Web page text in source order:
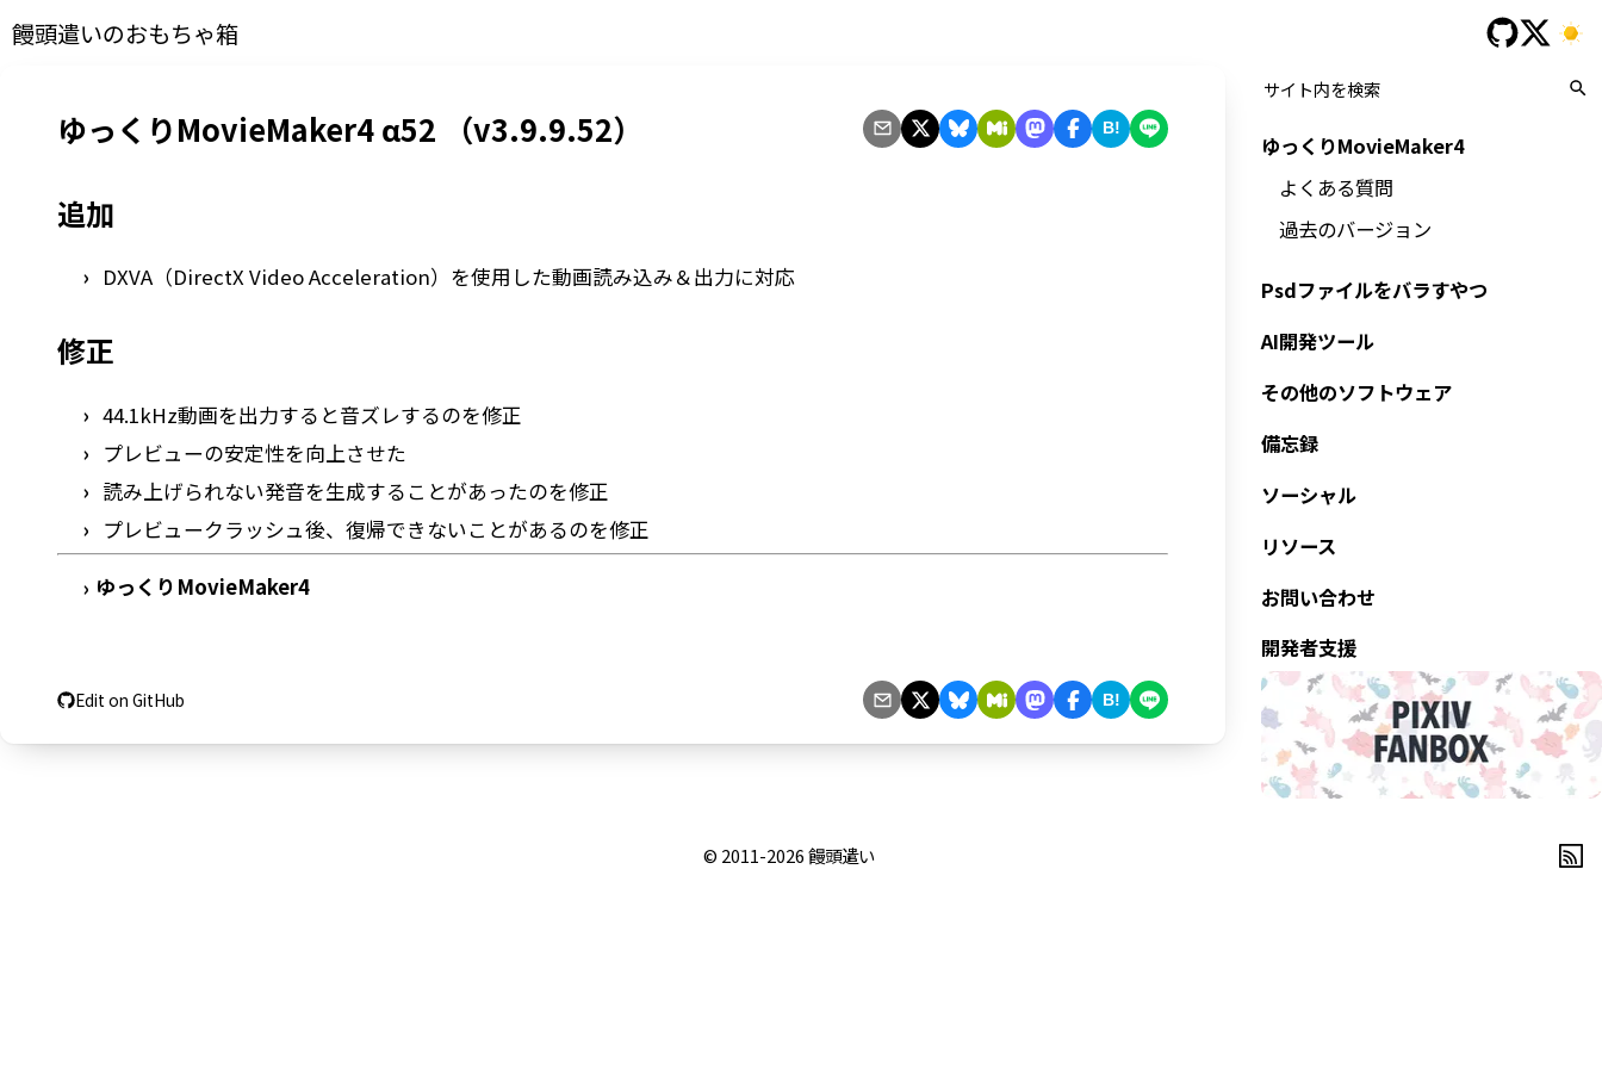
饅頭遣いのおもちゃ箱
ゆっくりMovieMaker4 α52 （v3.9.9.52） B!
追加
DXVA（DirectX Video Acceleration）を使用した動画読み込み＆出力に対応
修正
44.1kHz動画を出力すると音ズレするのを修正
プレビューの安定性を向上させた
読み上げられない発音を生成することがあったのを修正
プレビュークラッシュ後、復帰できないことがあるのを修正
› ゆっくりMovieMaker4
Edit on GitHub B!
ゆっくりMovieMaker4
よくある質問
過去のバージョン
Psdファイルをバラすやつ
AI開発ツール
その他のソフトウェア
備忘録
ソーシャル
リソース
お問い合わせ
開発者支援
© 2011-2026饅頭遣い